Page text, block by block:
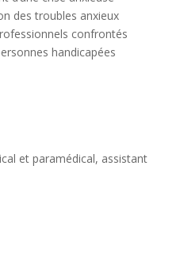
des troubles anxieux
confrontés
handicapées
et paramédical, assistant